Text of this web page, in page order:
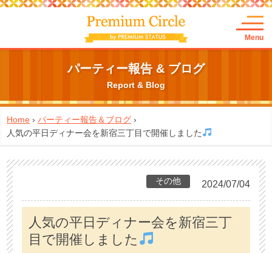
Menu
パーティー報告 & ブログ
Report & Blog
Home ›パーティー報告＆ブログ ›
人気の平日ディナー会を新宿三丁目で開催しました
その他 2024/07/04
人気の平日ディナー会を新宿三丁
目で開催しました